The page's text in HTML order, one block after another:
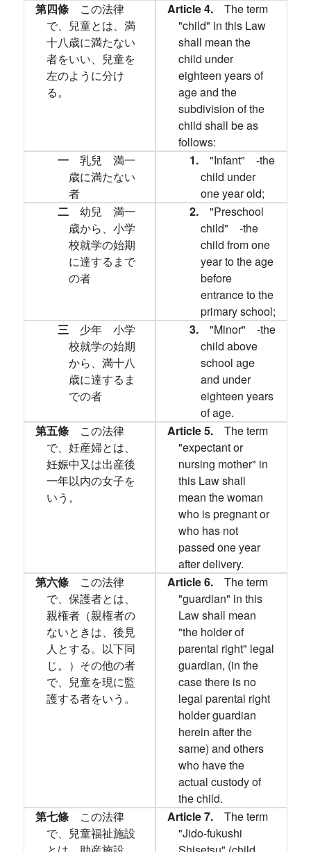
第四條 この法律
で、兒童とは、満
十八歳に満たない
者をいい、兒童を
左のように分け
る。
Article 4. The term
"child" in this Law
shall mean the
child under
eighteen years of
age and the
subdivision of the
child shall be as
follows:
一 乳兒 満一
歳に満たない
者
1. "Infant" -the
child under
one year old;
二 幼兒 満一
歳から、小学
校就学の始期
に達するまで
の者
2. "Preschool
child" -the
child from one
year to the age
before
entrance to the
primary school;
三 少年 小学
校就学の始期
から、満十八
歳に達するま
での者
3. "Minor" -the
child above
school age
and under
eighteen years
of age.
第五條 この法律
で、妊産婦とは、
妊娠中又は出産後
一年以内の女子を
いう。
Article 5. The term
"expectant or
nursing mother" in
this Law shall
mean the woman
who is pregnant or
who has not
passed one year
after delivery.
第六條 この法律
で、保護者とは、
親権者（親権者の
ないときは、後見
人とする。以下同
じ。）その他の者
で、兒童を現に監
護する者をいう。
Article 6. The term
"guardian" in this
Law shall mean
"the holder of
parental right" legal
guardian, (in the
case there is no
legal parental right
holder guardian
herein after the
same) and others
who have the
actual custody of
the child.
第七條 この法律
で、兒童福祉施設
Article 7. The term
"Jido-fukushi